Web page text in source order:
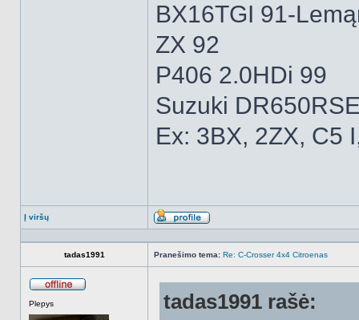
BX16TGI 91-
ZX 92
P406 2.0HDi 99
Suzuki
Ex: 3BX, 2ZX, C5
Į viršų
Aprašymas
tadas1991 Pranešimo tema: Re: C-Crosser 4x4 Citroenas
Plepys
tadas1991 rašė: